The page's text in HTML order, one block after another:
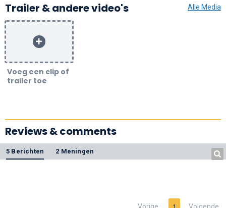
Trailer & andere video's Alle Media
Voeg een clip of
trailer toe
Reviews & comments
5 Berichten 2 Meningen
Vorige Volgende